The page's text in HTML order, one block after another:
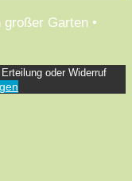
großer Garten •
oder Widerruf